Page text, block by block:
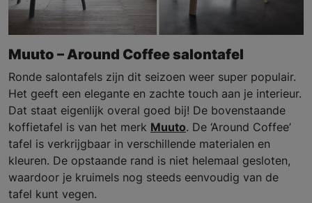
Muuto – Around Coffee salontafel
Ronde salontafels zijn dit seizoen weer super populair.
Het geeft een elegante en zachte touch aan je interieur.
Dat staat eigenlijk overal goed bij! De bovenstaande
koffietafel is van het merk Muuto. De ‘Around Coffee’
tafel is verkrijgbaar in verschillende materialen en
kleuren. De opstaande rand is niet helemaal gesloten,
waardoor je kruimels nog steeds eenvoudig van de
tafel kunt vegen.